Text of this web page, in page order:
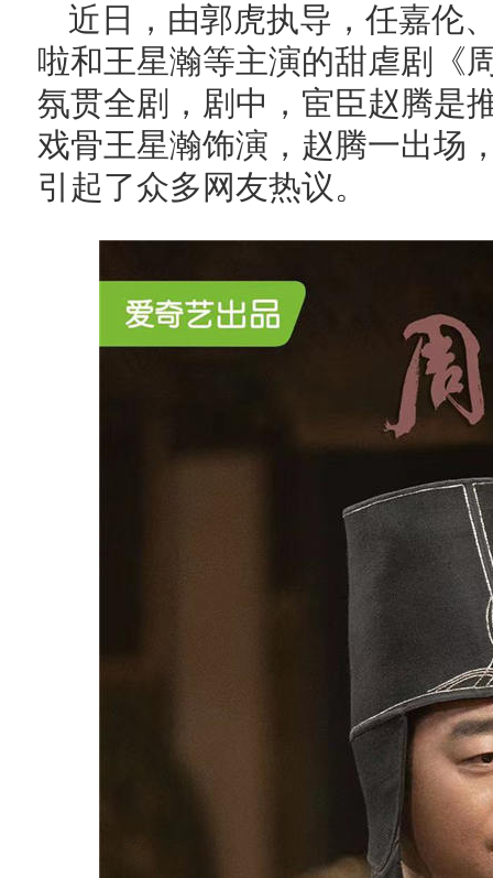
近日，由郭虎执导，任嘉伦
啦和王星瀚等主演的甜虐剧《
氛贯全剧，剧中，宦臣赵腾是
戏骨王星瀚饰演，赵腾一出场
引起了众多网友热议。